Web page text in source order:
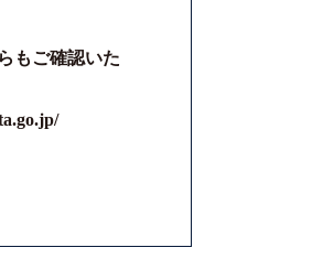
もご確認いた